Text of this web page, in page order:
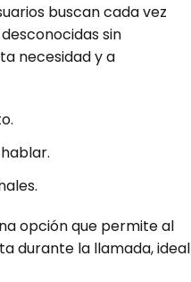
buscan cada vez
sin
necesidad y a
opción que permite al
durante la llamada, ideal